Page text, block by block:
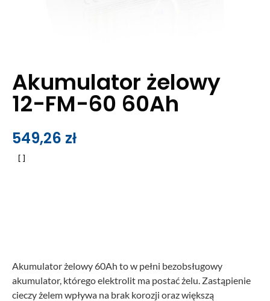
Akumulator żelowy
12-FM-60 60Ah
549,26 zł
Akumulator żelowy 60Ah to w pełni bezobsługowy
akumulator, którego elektrolit ma postać żelu. Zastąpienie
cieczy żelem wpływa na brak korozji oraz większą